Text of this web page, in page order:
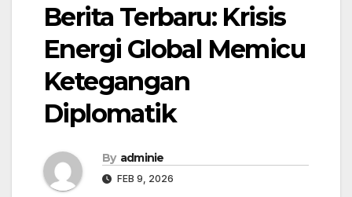
Berita Terbaru: Krisis
Energi Global Memicu
Ketegangan
Diplomatik
By adminie
FEB 9, 2026